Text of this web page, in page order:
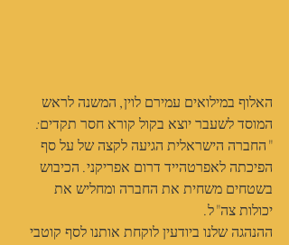
האלוף במילואים עמירם לוין, המשנה לראש
המוסד לשעבר יוצא בקול קורא חסר תקדים:
"החברה הישראלית הגיעה לקצה של על סף
הפיכתה לאפרטהייד דרום אפריקני. הכיבוש
בשטחים משחית את החברה ומחליש את
יכולות צה"ל.
ההנהגה שלנו ביודעין לוקחת אותנו לסף קוטבי